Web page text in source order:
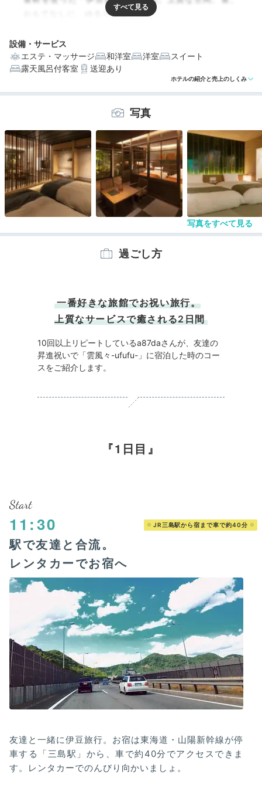
おもてなしに、ゆるりと癒されて。
編集部おすすめの３つのポイント
それぞれ趣が異なる、源泉かけ流し露天風呂付きの和モ
ダン客室
天然うなぎ、自家菜園野菜など、旬の厳選食材を使った
上質な料理
設備・サービス
エステ・マッサージ
和洋室 洋室
スイート
露天風呂付客室
送迎あり
ホテルの紹介と売上のしくみ
写真
写真をすべて見る
過ごし方
一番好きな旅館でお祝い旅行。
上質なサービスで癒される2日間
10回以上リピートしているa87daさんが、友達の
昇進祝いで「雲風々-ufufu-」に宿泊した時のコー
スをご紹介します。
1日目
Start
11:30 JR三島駅から宿まで車で約40分
駅で友達と合流。
レンタカーでお宿へ
友達と一緒に伊豆旅行。お宿は東海道・山陽新幹線が停
車する「三島駅」から、車で約40分でアクセスできま
す。レンタカーでのんびり向かいましょ。